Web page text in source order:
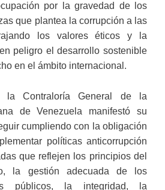
por la gravedad de los
que plantea la corrupción a las
los valores éticos y la
peligro el desarrollo sostenible
en el ámbito internacional.
la Contraloría General de la
de Venezuela manifestó su
cumpliendo con la obligación
políticas anticorrupción
que reflejen los principios del
la gestión adecuada de los
públicos, la integridad, la